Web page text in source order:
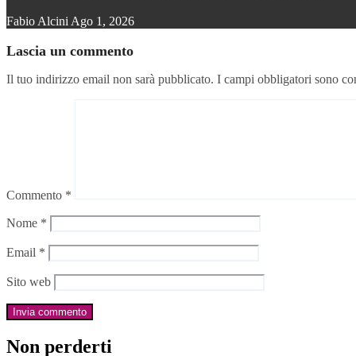
Fabio Alcini Ago 1, 2026
Lascia un commento
Il tuo indirizzo email non sarà pubblicato. I campi obbligatori sono
Commento *
Nome *
Email *
Sito web
Non perderti